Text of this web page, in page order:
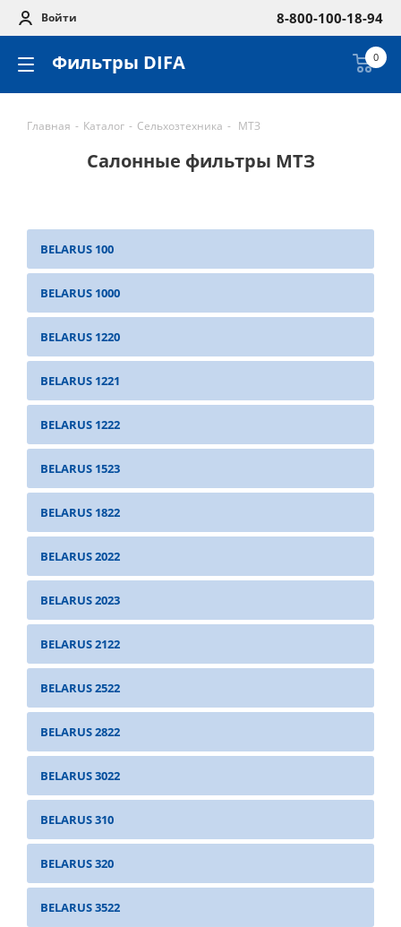
Войти 8-800-100-18-94
Фильтры DIFA 0
Главная - Каталог - Сельхозтехника - МТЗ
Салонные фильтры МТЗ
BELARUS 100
BELARUS 1000
BELARUS 1220
BELARUS 1221
BELARUS 1222
BELARUS 1523
BELARUS 1822
BELARUS 2022
BELARUS 2023
BELARUS 2122
BELARUS 2522
BELARUS 2822
BELARUS 3022
BELARUS 310
BELARUS 320
BELARUS 3522